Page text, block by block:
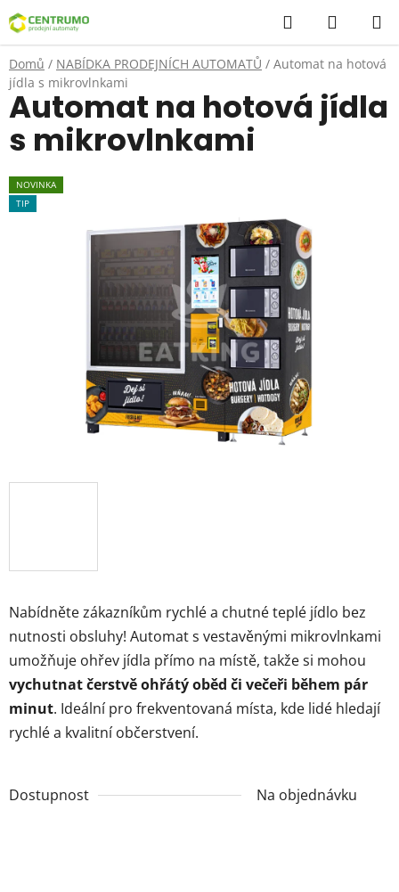
Přejít
na
obsah
Hledat
KOŠÍK
Domů / NABÍDKA PRODEJNÍCH AUTOMATŮ / Automat na hotová
jídla s mikrovlnkami
Nabídněte zákazníkům rychlé a chutné teplé jídlo bez
nutnosti obsluhy! Automat s vestavěnými mikrovlnkami
umožňuje ohřev jídla přímo na místě, takže si mohou
vychutnat čerstvě ohřátý oběd či večeři během pár
minut. Ideální pro frekventovaná místa, kde lidé hledají
rychlé a kvalitní občerstvení.
Dostupnost Na objednávku
Automat na hotová jídla
s mikrovlnkami
NOVINKA
TIP